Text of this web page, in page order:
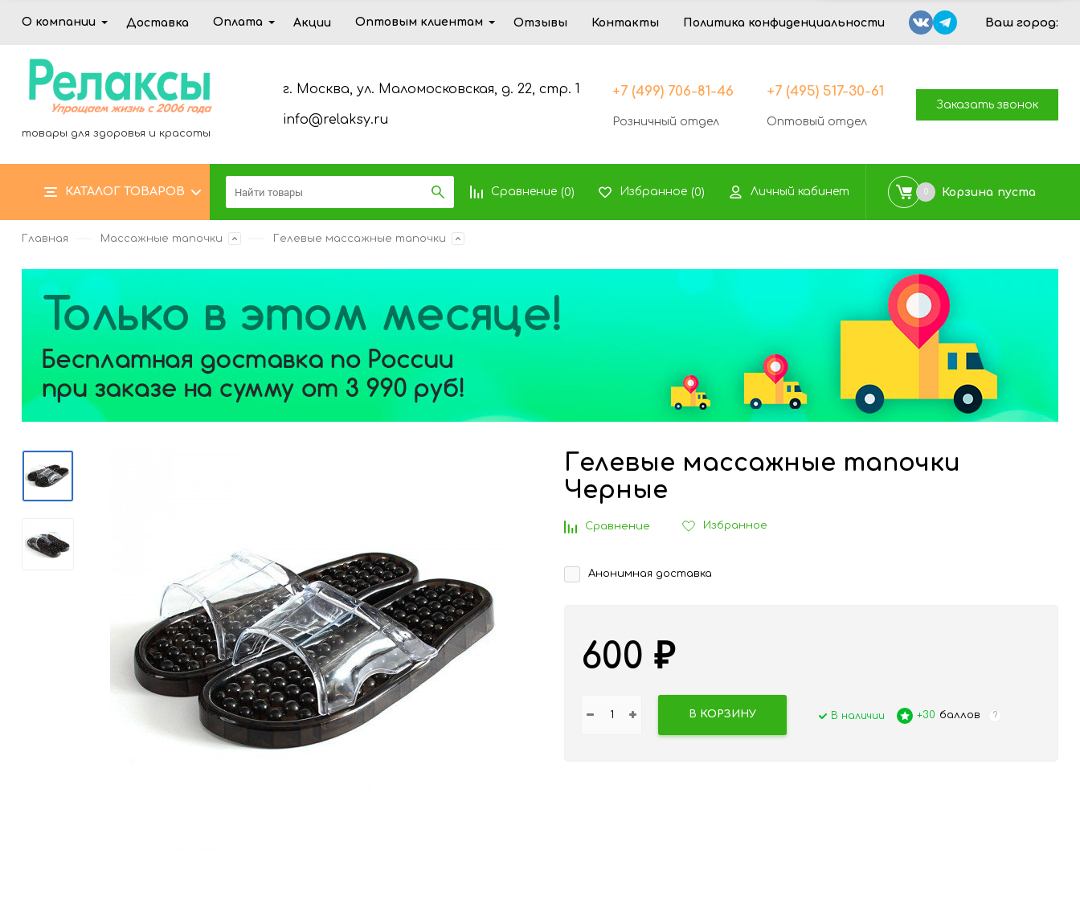
О компании Доставка Оплата Акции Оптовым клиентам Отзывы Контакты Политика конфиденциальности Ваш город:
товары для здоровья и красоты
г. Москва, ул. Маломосковская, д. 22, стр. 1
info@relaksy.ru
+7 (499) 706-81-46
Розничный отдел
+7 (495) 517-30-61
Оптовый отдел
Заказать звонок
КАТАЛОГ ТОВАРОВ Сравнение (0) Избранное (0) Личный кабинет 0 Корзина пуста
Главная Массажные тапочки Гелевые массажные тапочки
Гелевые массажные тапочки
Черные
Сравнение Избранное
Анонимная доставка
600 ₽
В КОРЗИНУ +30 баллов ?
В наличии